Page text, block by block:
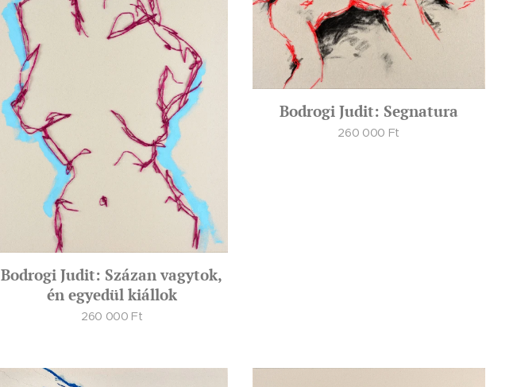
Bodrogi Judit: Százan vagytok,
én egyedül kiállok
260 000 Ft
Bodrogi Judit: Segnatura
260 000 Ft